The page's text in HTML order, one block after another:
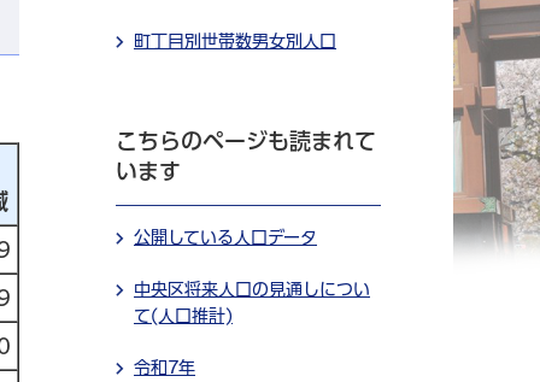
町丁目別世帯数男女別人口
こちらのページも読まれて
います
公開している人口データ
中央区将来人口の見通しについ
て(人口推計)
令和7年